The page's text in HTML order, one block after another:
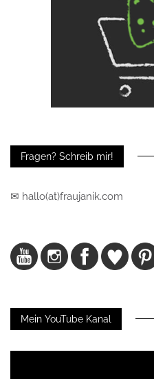
Fragen? Schreib mir!
✉ hallo(at)fraujanik.com
Mein YouTube Kanal